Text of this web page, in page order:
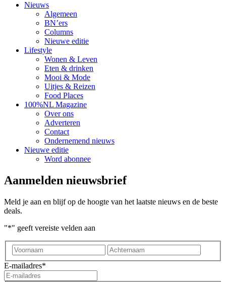
Nieuws
Algemeen
BN’ers
Columns
Nieuwe editie
Lifestyle
Wonen & Leven
Eten & drinken
Mooi & Mode
Uitjes & Reizen
Food Places
100%NL Magazine
Over ons
Adverteren
Contact
Ondernemend nieuws
Nieuwe editie
Word abonnee
Aanmelden nieuwsbrief
Meld je aan en blijf op de hoogte van het laatste nieuws en de beste
deals.
"*" geeft vereiste velden aan
Voornaam
E-mailadres*